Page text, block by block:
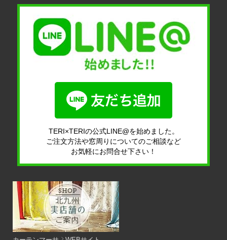
TERI×TERIの公式LINE@を始めました。
ご注文方法や窓周りについてのご相談など
お気軽にお問合せ下さい！